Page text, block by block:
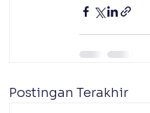
Postingan Terakhir